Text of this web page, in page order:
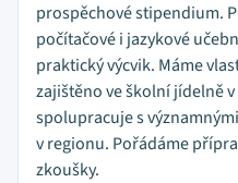
prospěchové stipendium.
počítačové i jazykové
praktický výcvik. Máme
zajištěno ve školní jídelně
spolupracuje s
v regionu. Pořádáme
zkoušky.